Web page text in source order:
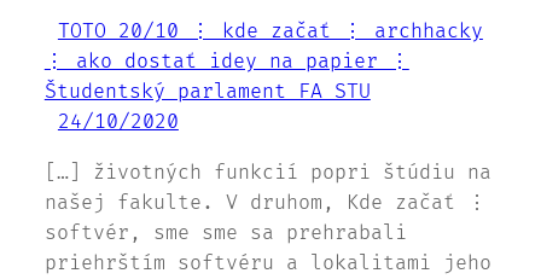
TOTO 20/10 ⋮ kde začať ⋮ archhacky
⋮ ako dostať idey na papier ⋮
Študentský parlament FA STU
24/10/2020
[…] životných funkcií popri štúdiu na
našej fakulte. V druhom, Kde začať ⋮
softvér, sme sme sa prehrabali
priehrštím softvéru a lokalitami jeho